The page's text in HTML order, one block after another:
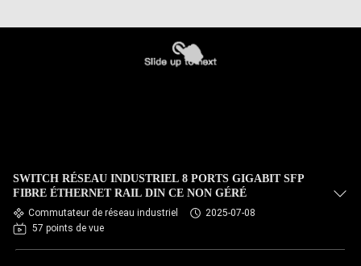
SWITCH RÉSEAU INDUSTRIEL 8 PORTS GIGABIT SFP
FIBRE ÉTHERNET RAIL DIN CE NON GÉRÉ
Commutateur de réseau industriel
2025-07-08
57 points de vue